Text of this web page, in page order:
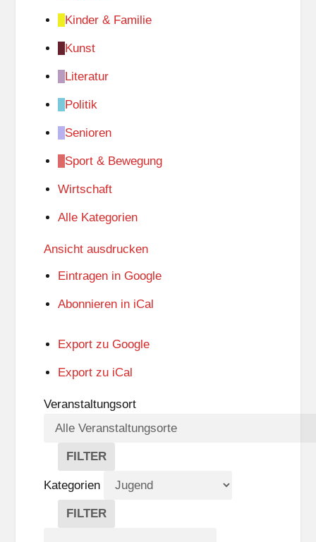
Kinder & Familie
Kunst
Literatur
Politik
Senioren
Sport & Bewegung
Wirtschaft
Alle Kategorien
Ansicht ausdrucken
Eintragen in Google
Abonnieren in iCal
Export zu Google
Export zu iCal
Veranstaltungsort
FILTER
V
E
R
A
Kategorien
FILTER